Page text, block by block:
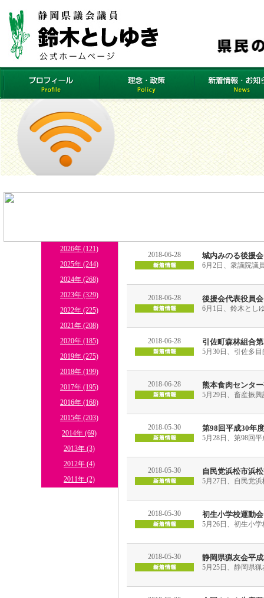
2026年 (121)
2025年 (244)
2024年 (268)
2023年 (329)
2022年 (225)
2021年 (208)
2020年 (185)
2019年 (275)
2018年 (199)
2017年 (195)
2016年 (168)
2015年 (203)
2014年 (69)
2013年 (3)
2012年 (4)
2011年 (2)
2018-06-28 城内みのる後援
6月2日、衆議院議
2018-06-28 後援会代表役員会
6月1日、鈴木とし
2018-06-28 引佐町森林組合
5月30日、引佐多
2018-06-28 熊本食肉センタ
5月29日、畜産振
2018-05-30 第98回平成30年
5月28日、第98回
2018-05-30 自民党浜松市浜
5月27日、自民党
2018-05-30 初生小学校運動会
5月26日、初生小
2018-05-30 静岡県猟友会平
5月25日、静岡県